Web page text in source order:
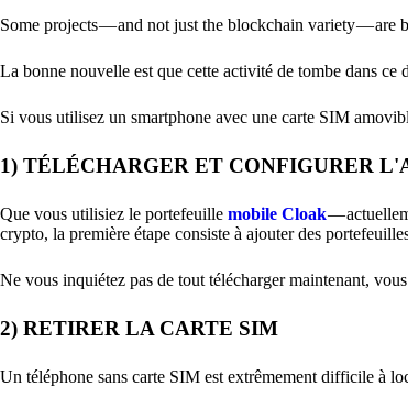
Some projects — and not just the blockchain variety — are
La bonne nouvelle est que cette activité de tombe dans ce
Si vous utilisez un smartphone avec une carte SIM
1) TÉLÉCHARGER ET CONFIGURER
Que vous utilisiez le portefeuille mobile Cloak—
crypto, la première étape consiste à ajouter des
Ne vous inquiétez pas de tout télécharger maintenant,
2) RETIRER LA CARTE SIM
Un téléphone sans carte SIM est extrêmement difficile à